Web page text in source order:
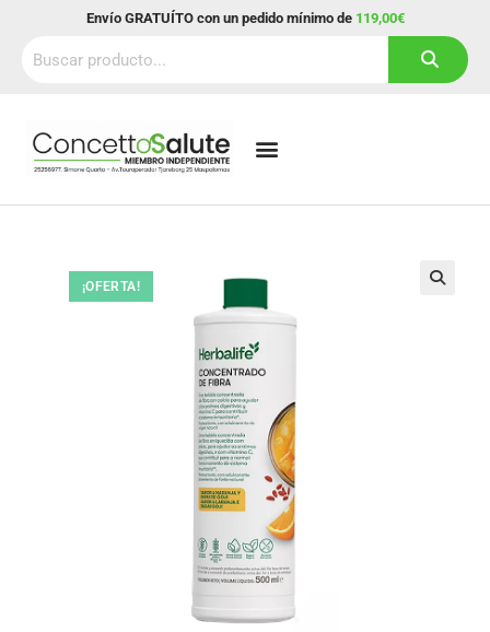
Envío GRATUÍTO con un pedido mínimo de 119,00€
¡OFERTA!